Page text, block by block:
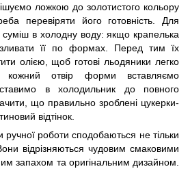
ложкою до золотистого кольору
перевіряти його готовність. Для
суміш в холодну воду: якщо крапелька
її по формах. Перед тим їх
олією, щоб готові льодяники легко
кожний отвір форми вставляємо
в холодильник до повного
що правильно зроблені цукерки-
відтінок.
ручної роботи сподобаються не тільки
відрізняються чудовим смаковими
запахом та оригінальним дизайном.